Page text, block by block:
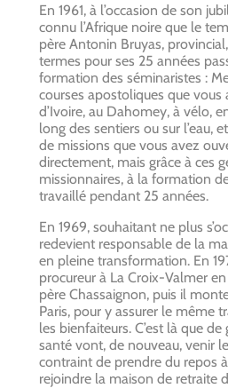
En 1961, à l’occasion de son
connu l’Afrique noire que le
père Antonin Bruyas,
termes pour ses 25 années
formation des séminaristes :
courses apostoliques que vous
d’Ivoire, au Dahomey, à vélo,
long des sentiers ou sur l’eau,
de missions que vous avez
directement, mais grâce à ces
missionnaires, à la formation
travaillé pendant 25 années.
En 1969, souhaitant ne plus
redevient responsable de la
en pleine transformation. En
procureur à La Croix-Valmer
père Chassaignon, puis il
Paris, pour y assurer le même
les bienfaiteurs. C’est là que
santé vont, de nouveau, venir
contraint de prendre du repos
rejoindre la maison de retraite